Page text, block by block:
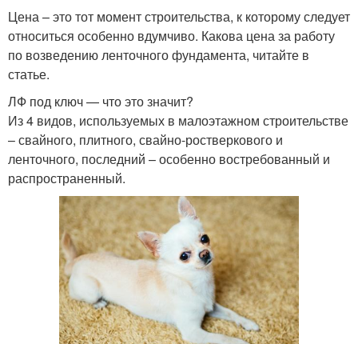
Цена – это тот момент строительства, к которому следует
относиться особенно вдумчиво. Какова цена за работу
по возведению ленточного фундамента, читайте в
статье.
ЛФ под ключ — что это значит?
Из 4 видов, используемых в малоэтажном строительстве
– свайного, плитного, свайно-ростверкового и
ленточного, последний – особенно востребованный и
распространенный.